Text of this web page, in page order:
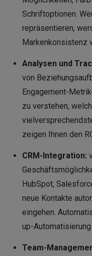
Schriftoptionen.
repräsentieren,
Markenkonsistenz
Analysen und
von
Engagement-
zu verstehen,
zeigen Ihnen den
CRM-Integration:
HubSpot,
neue Kontakte
eingehen.
up-
Team-